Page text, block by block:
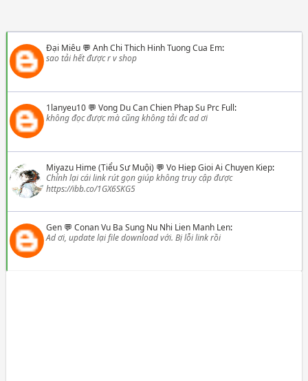
Đại Miêu💬 Anh Chi Thich Hinh Tuong Cua Em:
sao tải hết được r v shop
1lanyeu10💬 Vong Du Can Chien Phap Su Prc Full:
không đọc được mà cũng không tải đc ad ơi
Miyazu Hime (Tiểu Sư Muội) 💬 Vo Hiep Gioi Ai Chuyen Kiep:
Chỉnh lại cái link rút gọn giúp không truy cập được
https://ibb.co/1GX6SKG5
Gen💬 Conan Vu Ba Sung Nu Nhi Lien Manh Len:
Ad ơi, update lại file download với. Bị lỗi link rồi